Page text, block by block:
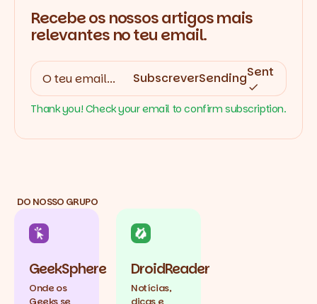
Recebe os nossos artigos mais
relevantes no teu email.
SubscreverSendingSent
Thank you! Check your email to confirm subscription.
DO NOSSO GRUPO
GeekSphere
Onde os
DroidReader
Notícias,